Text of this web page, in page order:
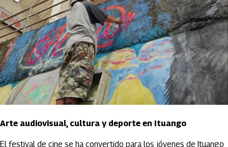
Arte audiovisual, cultura y deporte en Ituango
El festival de cine se ha convertido para los jóvenes de Ituango